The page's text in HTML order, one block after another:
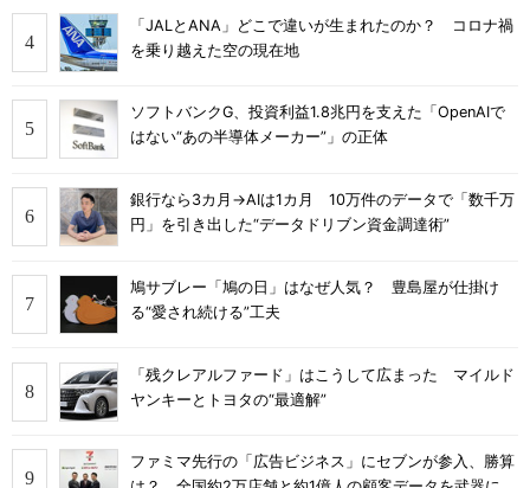
「JALとANA」どこで違いが生まれたのか？ コロナ禍
を乗り越えた空の現在地
ソフトバンクG、投資利益1.8兆円を支えた「OpenAIで
はない“あの半導体メーカー”」の正体
銀行なら3カ月→AIは1カ月 10万件のデータで「数千万
円」を引き出した“データドリブン資金調達術”
鳩サブレー「鳩の日」はなぜ人気？ 豊島屋が仕掛け
る“愛され続ける”工夫
「残クレアルファード」はこうして広まった マイルド
ヤンキーとトヨタの“最適解”
ファミマ先行の「広告ビジネス」にセブンが参入、勝算